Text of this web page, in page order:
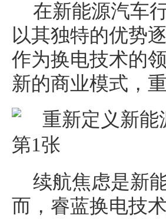
在新能源汽车
以其独特的优势
作为换电技术的
新的商业模式，
续航焦虑是新
而，睿蓝换电技